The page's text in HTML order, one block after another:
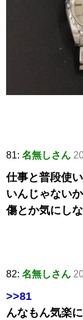
81: 名無しさん
仕事と普段使
いんじゃないか
傷とか気にし
82: 名無しさん
>>81
んなもん気楽